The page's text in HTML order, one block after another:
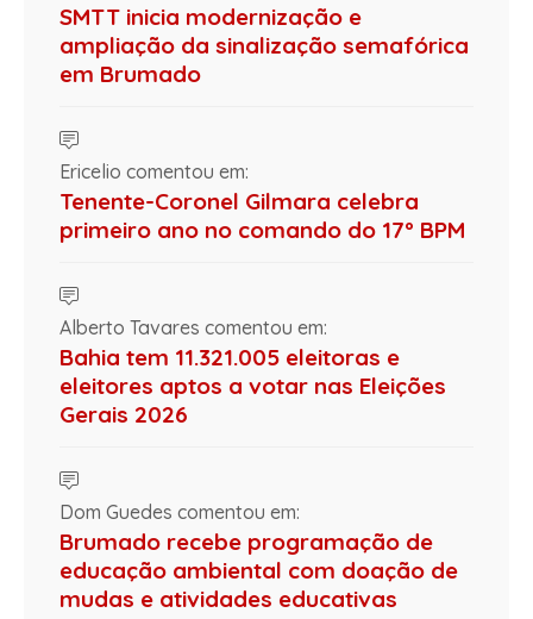
SMTT inicia modernização e
ampliação da sinalização semafórica
em Brumado
Ericelio comentou em:
Tenente-Coronel Gilmara celebra
primeiro ano no comando do 17º BPM
Alberto Tavares comentou em:
Bahia tem 11.321.005 eleitoras e
eleitores aptos a votar nas Eleições
Gerais 2026
Dom Guedes comentou em:
Brumado recebe programação de
educação ambiental com doação de
mudas e atividades educativas